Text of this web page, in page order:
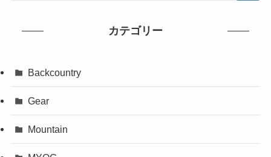
カテゴリー
Backcountry
Gear
Mountain